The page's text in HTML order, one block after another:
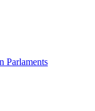
Parlaments